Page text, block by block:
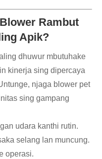
Rambut
Apik?
dhuwur mbutuhake
kinerja sing dipercaya
njaga blower pet
sing gampang
udara kanthi rutin.
selang lan muncung.
operasi.